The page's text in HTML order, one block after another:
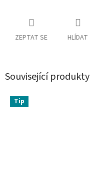
ZEPTAT SE HLÍDAT
Související produkty
Tip